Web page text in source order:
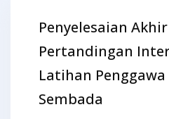
Penyelesaian
Pertandingan
Latihan
Sembada